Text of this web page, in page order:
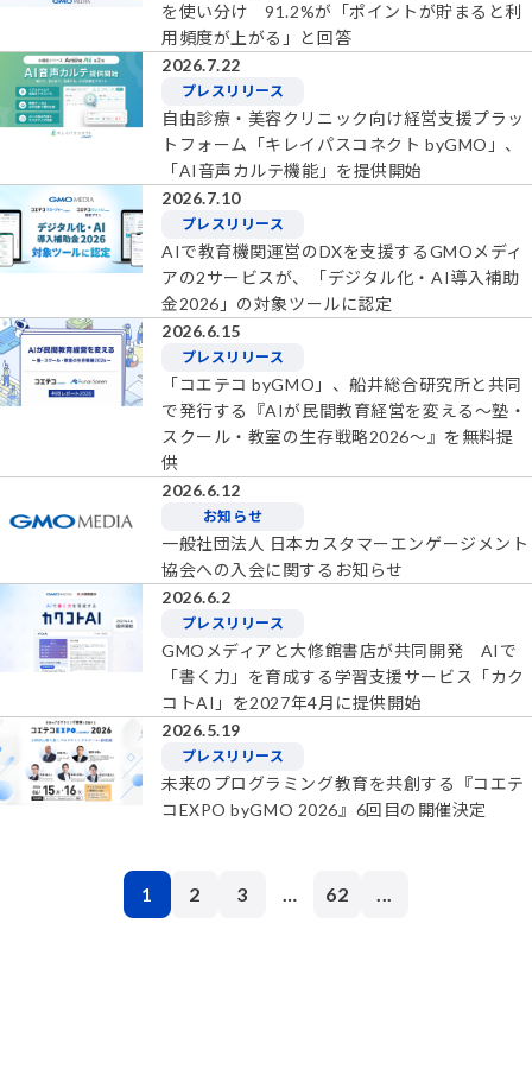
を使い分け 91.2%が「ポイントが貯まると利
用頻度が上がる」と回答
2026.7.22
プレスリリース
自由診療・美容クリニック向け経営支援プラッ
トフォーム「キレイパスコネクト byGMO」、
「AI音声カルテ機能」を提供開始
2026.7.10
プレスリリース
AIで教育機関運営のDXを支援するGMOメディ
アの2サービスが、「デジタル化・AI導入補助
金2026」の対象ツールに認定
2026.6.15
プレスリリース
「コエテコ byGMO」、船井総合研究所と共同
で発行する『AIが民間教育経営を変える〜塾・
スクール・教室の生存戦略2026〜』を無料提
供
2026.6.12
お知らせ
一般社団法人 日本カスタマーエンゲージメント
協会への入会に関するお知らせ
2026.6.2
プレスリリース
GMOメディアと大修館書店が共同開発 AIで
「書く力」を育成する学習支援サービス「カク
コトAI」を2027年4月に提供開始
2026.5.19
プレスリリース
未来のプログラミング教育を共創する『コエテ
コEXPO byGMO 2026』6回目の開催決定
1 2 3 … 62 ...